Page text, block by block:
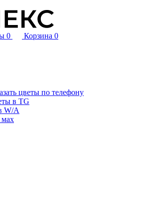
0 Корзина 0
цветы по телефону
в TG
W/A
мах